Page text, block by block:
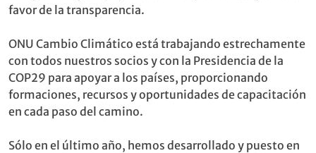
favor de la transparencia.
ONU Cambio Climático está trabajando estrechamente
con todos nuestros socios y con la Presidencia de la
COP29 para apoyar a los países, proporcionando
formaciones, recursos y oportunidades de capacitación
en cada paso del camino.
Sólo en el último año, hemos desarrollado y puesto en